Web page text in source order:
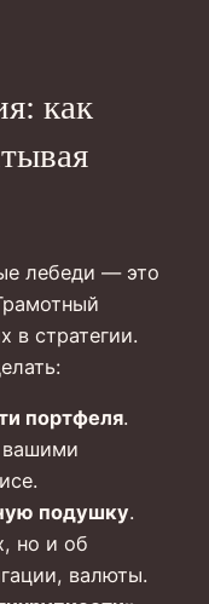
как
лебеди — это
в стратегии.
портфеля.
вашими
подушку.
но и об
валюты.